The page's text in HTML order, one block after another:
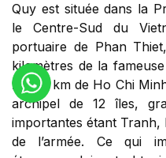
Quy est située dans la
le Centre-Sud du
portuaire de Phan
kilomètres de la
A 300 km de Ho Chi
archipel de 12 îles,
importantes étant Tranh,
de l’armée. Ce qui